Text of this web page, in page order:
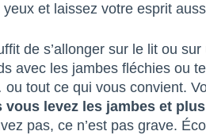
et laissez votre esprit
de s’allonger sur le lit ou
avec les jambes fléchies ou
tout ce qui vous convient.
vous levez les jambes et
pas, ce n’est pas grave.